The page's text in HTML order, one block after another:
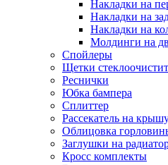
Накладки на
Накладки на
Накладки на
Молдинги на
Спойлеры
Щетки
Реснички
Юбка бампера
Сплиттер
Рассекатель на
Облицовка
Заглушки на
Кросс комплекты